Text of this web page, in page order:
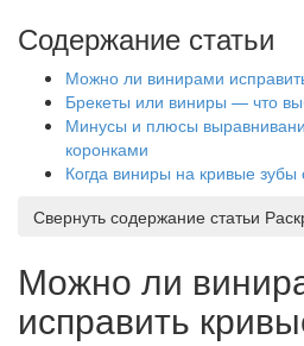
Содержание статьи
Можно ли винирами
Брекеты или виниры — что
Минусы и плюсы
коронками
Когда виниры на кривые зубы
Свернуть содержание статьи
Можно ли
исправить